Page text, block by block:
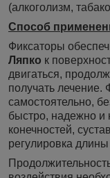
(алкоголизм,
Способ
Фиксаторы
Ляпко к
двигаться,
получать лечение.
самостоятельно,
быстро, надежно и
конечностей,
регулировка